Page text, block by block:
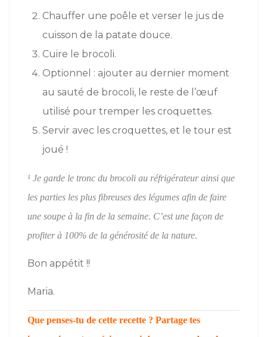
Chauffer une poêle et verser le jus de
cuisson de la patate douce.
Cuire le brocoli.
Optionnel : ajouter au dernier moment
au sauté de brocoli, le reste de l’œuf
utilisé pour tremper les croquettes.
Servir avec les croquettes, et le tour est
joué !
¹ Je garde le tronc du brocoli au réfrigérateur ainsi que
les parties les plus fibreuses des légumes afin de faire
une soupe à la fin de la semaine. C’est une façon de
profiter à 100% de la générosité de la nature.
Bon appétit !!
Maria.
Que penses-tu de cette recette ? Partage tes